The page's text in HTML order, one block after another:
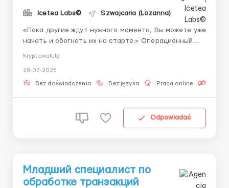
Icetea Labs© Szwajcaria (Lozanna)
«Пока другие ждут нужного момента, Вы можете уже
начать и обогнать их на старте.» Операционный
рабочие процессы и формируется понимание
бизнеса в целом. Icetea Labs открывает вакансию
Kryptowaluty
28-07-2026
Bez doświadczenia Bez języka Praca online
Odpowiadać
Младший специалист по
обработке транзакций